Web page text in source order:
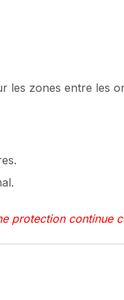
les zones entre les
protection continue